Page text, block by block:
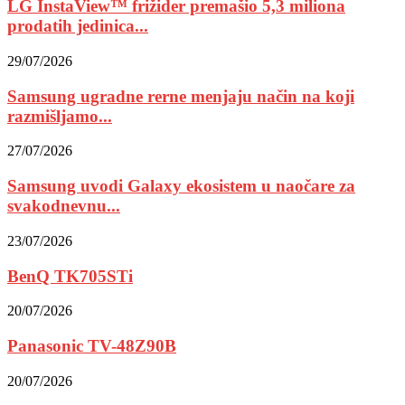
LG InstaView™ frižider premašio 5,3 miliona
prodatih jedinica...
29/07/2026
Samsung ugradne rerne menjaju način na koji
razmišljamo...
27/07/2026
Samsung uvodi Galaxy ekosistem u naočare za
svakodnevnu...
23/07/2026
BenQ TK705STi
20/07/2026
Panasonic TV-48Z90B
20/07/2026